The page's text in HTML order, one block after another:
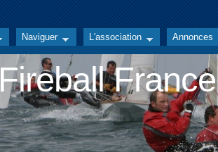
Naviguer L'association Annonces
Fireball France